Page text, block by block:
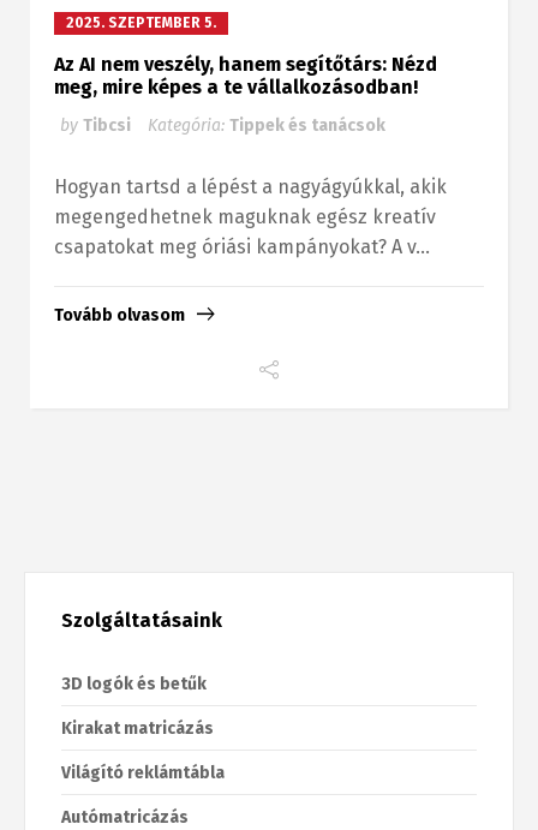
2025. SZEPTEMBER 5.
Az AI nem veszély, hanem segítőtárs: Nézd
meg, mire képes a te vállalkozásodban!
by Tibcsi Kategória: Tippek és tanácsok
Hogyan tartsd a lépést a nagyágyúkkal, akik
megengedhetnek maguknak egész kreatív
csapatokat meg óriási kampányokat? A v...
Tovább olvasom
Szolgáltatásaink
3D logók és betűk
Kirakat matricázás
Világító reklámtábla
Autómatricázás